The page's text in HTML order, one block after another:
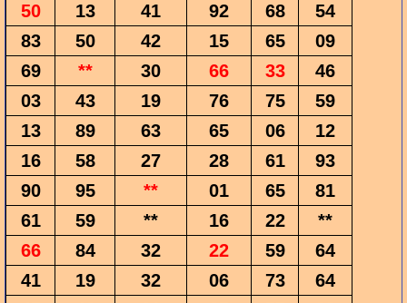
50
13 41 92 68
54
83
50 42 15 65
09
69
** 30 66 33
46
03
43 19 76 75
59
13
89 63 65 06
12
16
58 27 28 61
93
90
95 ** 01 65
81
61
59 ** 16 22
**
66
84 32 22 59
64
41
19 32 06 73
64